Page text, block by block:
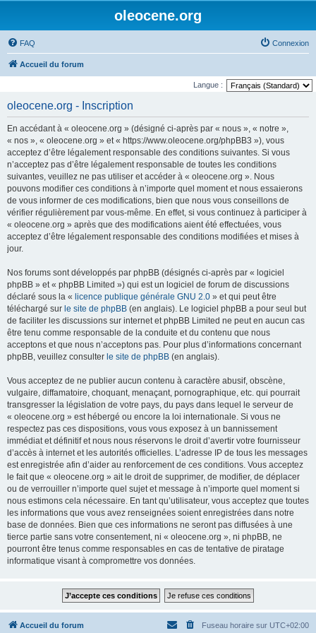
oleocene.org
FAQ Connexion
Accueil du forum
Langue :
oleocene.org - Inscription
En accédant à « oleocene.org » (désigné ci-après par « nous », « notre »,
« nos », « oleocene.org » et « https://www.oleocene.org/phpBB3 »), vous
acceptez d’être légalement responsable des conditions suivantes. Si vous
n’acceptez pas d’être légalement responsable de toutes les conditions
suivantes, veuillez ne pas utiliser et accéder à « oleocene.org ». Nous
pouvons modifier ces conditions à n’importe quel moment et nous essaierons
de vous informer de ces modifications, bien que nous vous conseillons de
vérifier régulièrement par vous-même. En effet, si vous continuez à participer à
« oleocene.org » après que des modifications aient été effectuées, vous
acceptez d’être légalement responsable des conditions modifiées et mises à
jour.
Nos forums sont développés par phpBB (désignés ci-après par « logiciel
phpBB » et « phpBB Limited ») qui est un logiciel de forum de discussions
déclaré sous la « licence publique générale GNU 2.0 » et qui peut être
téléchargé sur le site de phpBB (en anglais). Le logiciel phpBB a pour seul but
de faciliter les discussions sur internet et phpBB Limited ne peut en aucun cas
être tenu comme responsable de la conduite et du contenu que nous
acceptons et que nous n’acceptons pas. Pour plus d’informations concernant
phpBB, veuillez consulter le site de phpBB (en anglais).
Vous acceptez de ne publier aucun contenu à caractère abusif, obscène,
vulgaire, diffamatoire, choquant, menaçant, pornographique, etc. qui pourrait
transgresser la législation de votre pays, du pays dans lequel le serveur de
« oleocene.org » est hébergé ou encore la loi internationale. Si vous ne
respectez pas ces dispositions, vous vous exposez à un bannissement
immédiat et définitif et nous nous réservons le droit d’avertir votre fournisseur
d’accès à internet et les autorités officielles. L’adresse IP de tous les messages
est enregistrée afin d’aider au renforcement de ces conditions. Vous acceptez
le fait que « oleocene.org » ait le droit de supprimer, de modifier, de déplacer
ou de verrouiller n’importe quel sujet et message à n’importe quel moment si
nous estimons cela nécessaire. En tant qu’utilisateur, vous acceptez que toutes
les informations que vous avez renseignées soient enregistrées dans notre
base de données. Bien que ces informations ne seront pas diffusées à une
tierce partie sans votre consentement, ni « oleocene.org », ni phpBB, ne
pourront être tenus comme responsables en cas de tentative de piratage
informatique visant à compromettre vos données.
Accueil du forum Fuseau horaire sur UTC+02:00